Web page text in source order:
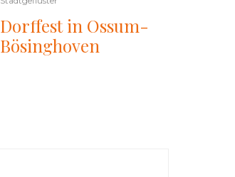
Dorffest in Ossum-
Bösinghoven